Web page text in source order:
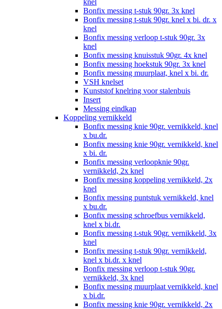
knel
Bonfix messing t-stuk 90gr. 3x knel
Bonfix messing t-stuk 90gr. knel x bi. dr. x
knel
Bonfix messing verloop t-stuk 90gr. 3x
knel
Bonfix messing knuisstuk 90gr. 4x knel
Bonfix messing hoekstuk 90gr. 3x knel
Bonfix messing muurplaat, knel x bi. dr.
VSH knelset
Kunststof knelring voor stalenbuis
Insert
Messing eindkap
Koppeling vernikkeld
Bonfix messing knie 90gr. vernikkeld, knel
x bu.dr.
Bonfix messing knie 90gr. vernikkeld, knel
x bi. dr.
Bonfix messing verloopknie 90gr.
vernikkeld, 2x knel
Bonfix messing koppeling vernikkeld, 2x
knel
Bonfix messing puntstuk vernikkeld, knel
x bu.dr.
Bonfix messing schroefbus vernikkeld,
knel x bi.dr.
Bonfix messing t-stuk 90gr. vernikkeld, 3x
knel
Bonfix messing t-stuk 90gr. vernikkeld,
knel x bi.dr. x knel
Bonfix messing verloop t-stuk 90gr.
vernikkeld, 3x knel
Bonfix messing muurplaat vernikkeld, knel
x bi.dr.
Bonfix messing knie 90gr. vernikkeld, 2x